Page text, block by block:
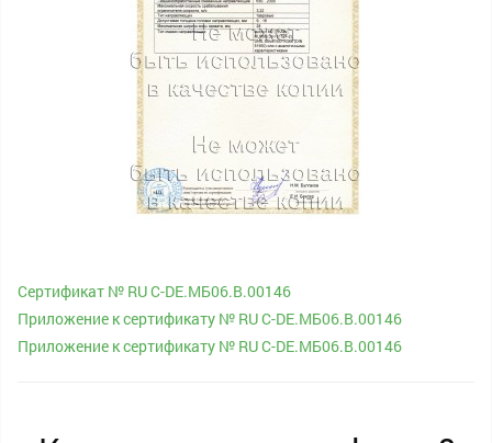
Сертификат № RU С-DE.МБ06.B.00146
Приложение к сертификату № RU С-DE.МБ06.B.00146
Приложение к сертификату № RU С-DE.МБ06.B.00146